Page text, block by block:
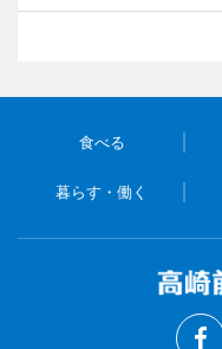
食べる
暮らす・働く